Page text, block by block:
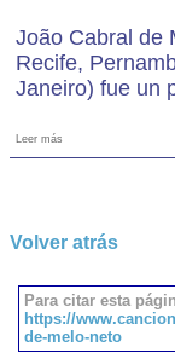
João Cabral de
Recife,
Janeiro) fue un
Leer más
Volver atrás
Para citar esta
https://
de-melo-neto